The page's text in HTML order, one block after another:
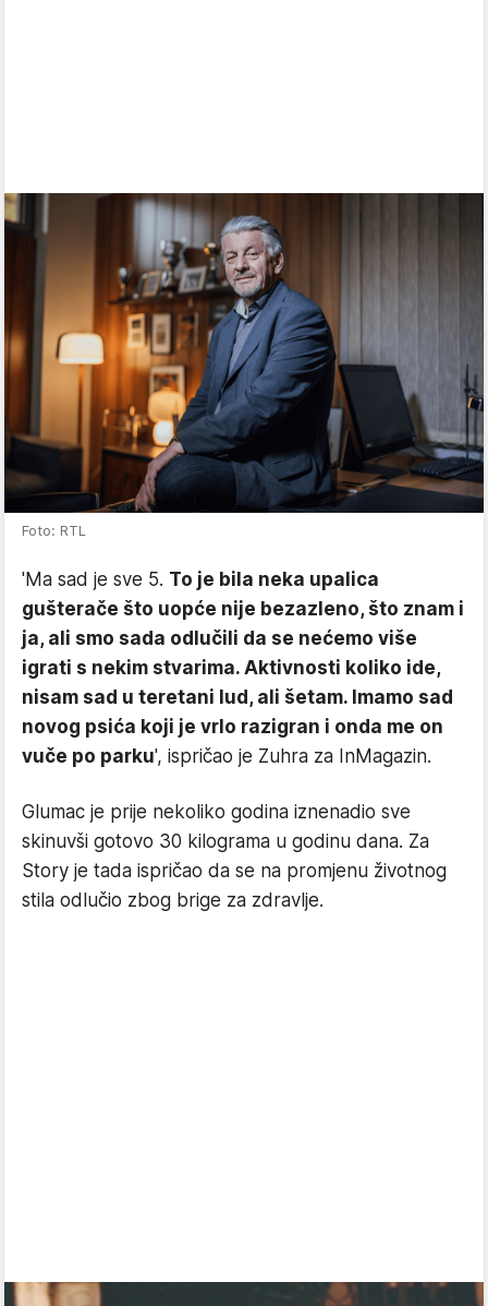
Foto: RTL
'Ma sad je sve 5. To je bila neka upalica
gušterače što uopće nije bezazleno, što znam i
ja, ali smo sada odlučili da se nećemo više
igrati s nekim stvarima. Aktivnosti koliko ide,
nisam sad u teretani lud, ali šetam. Imamo sad
novog psića koji je vrlo razigran i onda me on
vuče po parku', ispričao je Zuhra za InMagazin.
Glumac je prije nekoliko godina iznenadio sve
skinuvši gotovo 30 kilograma u godinu dana. Za
Story je tada ispričao da se na promjenu životnog
stila odlučio zbog brige za zdravlje.